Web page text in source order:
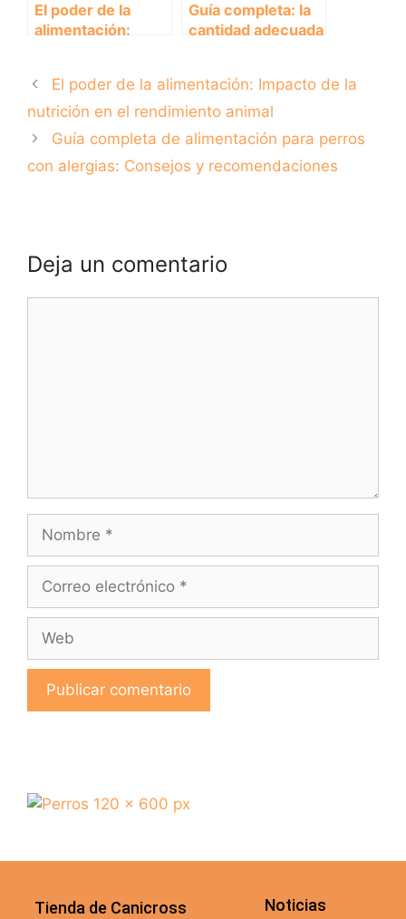
El poder de la
alimentación:
rendimiento
animal
Guía completa: la
cantidad adecuada
canicross con tu
perro
El poder de la alimentación: Impacto de la
nutrición en el rendimiento animal
Guía completa de alimentación para perros
con alergias: Consejos y recomendaciones
Deja un comentario
Tienda de Canicross Noticias